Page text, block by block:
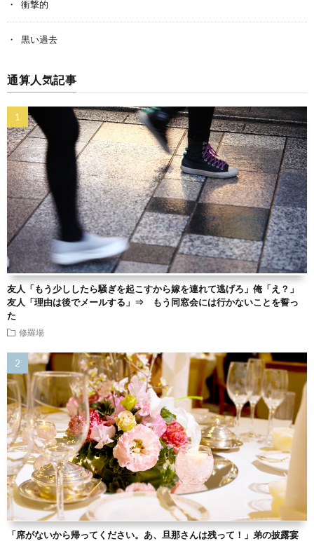
衝撃的
黒い過去
通算人気記事
友人「もう少ししたら騒ぎを起こすから嫁を連れて逃げろ」俺「え？」
友人「理由は後でメールする」⇒ もう同窓会には行かないことを誓っ
た
修羅場
「席がないから帰ってください。あ、旦那さんは残って！」弟の披露宴